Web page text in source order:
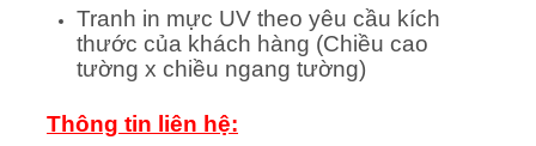
Tranh in mực UV theo yêu cầu kích
thước của khách hàng (Chiều cao
tường x chiều ngang tường)
Thông tin liên hệ: